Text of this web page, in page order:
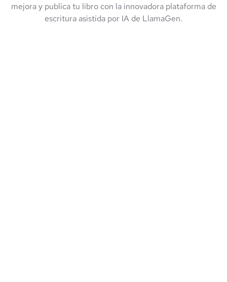
mejora y publica tu libro con la innovadora plataforma de
escritura asistida por IA de LlamaGen.